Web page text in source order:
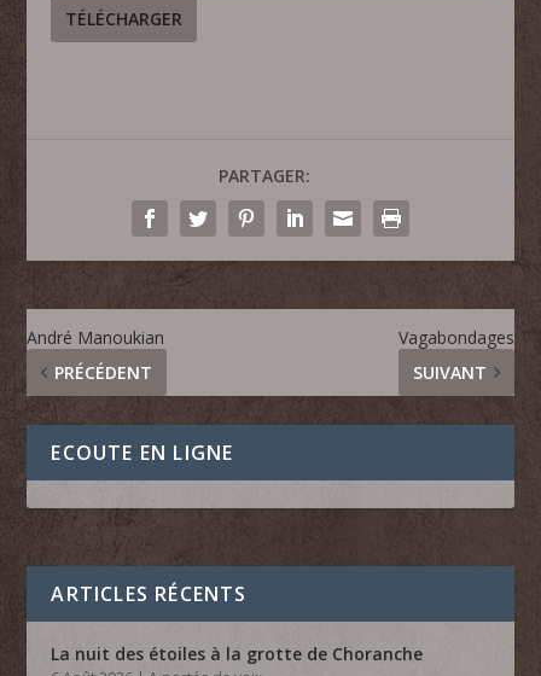
TÉLÉCHARGER
PARTAGER:
André Manoukian
PRÉCÉDENT
Vagabondages
SUIVANT
ECOUTE EN LIGNE
ARTICLES RÉCENTS
La nuit des étoiles à la grotte de Choranche